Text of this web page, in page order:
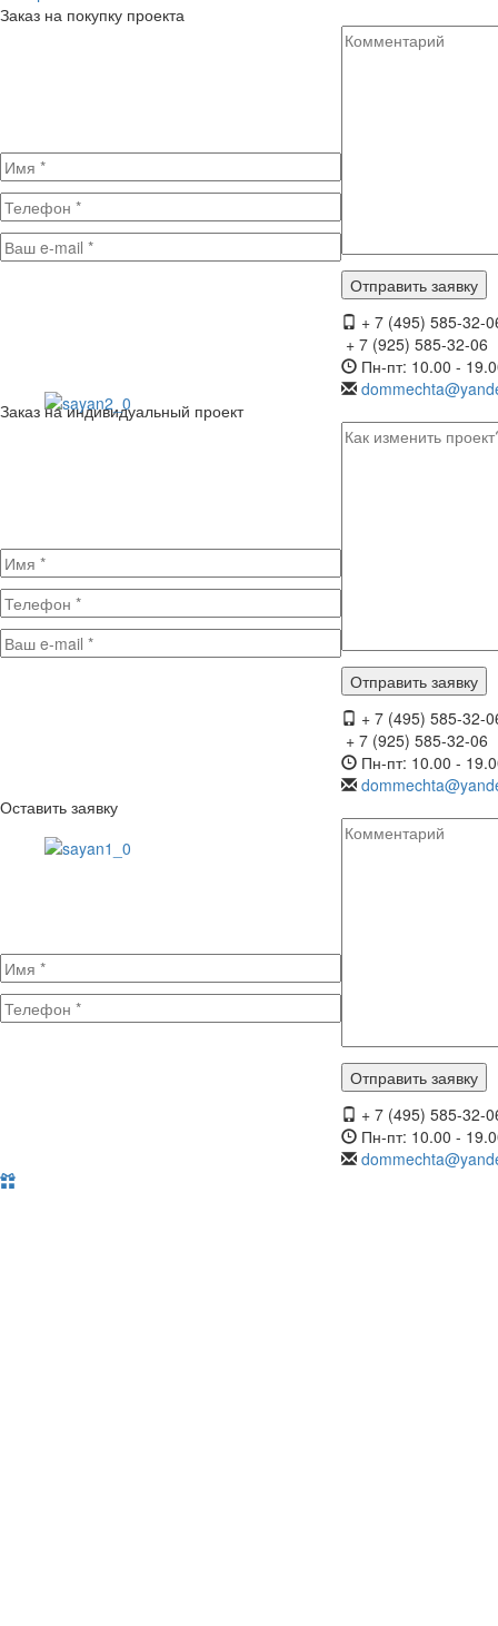
Заказ на покупку проекта
+ 7 (495) 585-32-
+ 7 (925) 585-32-06
Пн-пт: 10.00 -
Заказ на индивидуальный проект
+ 7 (495) 585-32-
+ 7 (925) 585-32-06
Пн-пт: 10.00 -
Оставить заявку
+ 7 (495) 585-32-
Пн-пт: 10.00 -